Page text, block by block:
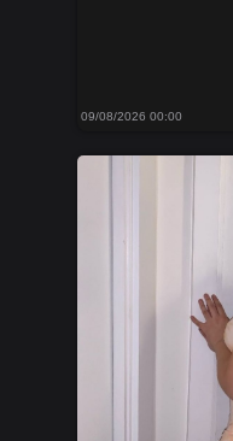
09/08/2026 00:00